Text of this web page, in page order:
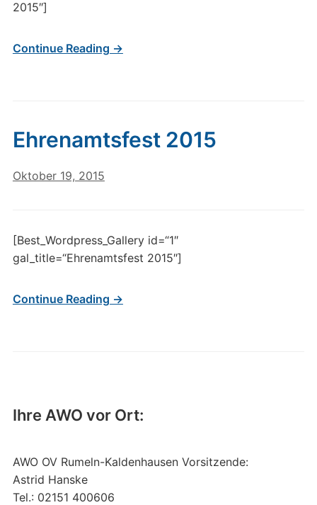
Ihre AWO vor Ort:
AWO OV Rumeln-Kaldenhausen Vorsitzende:
Astrid Hanske
Tel.: 02151 400606
2015″]
Continue Reading →
Ehrenamtsfest 2015
Oktober 19, 2015
[Best_Wordpress_Gallery id=“1″
gal_title=“Ehrenamtsfest 2015″]
Continue Reading →